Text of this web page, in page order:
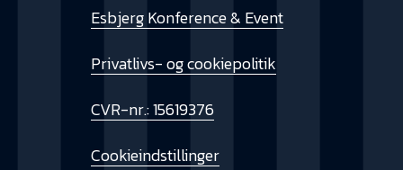
Esbjerg Konference & Event
Privatlivs- og cookiepolitik
CVR-nr.: 15619376
Cookieindstillinger